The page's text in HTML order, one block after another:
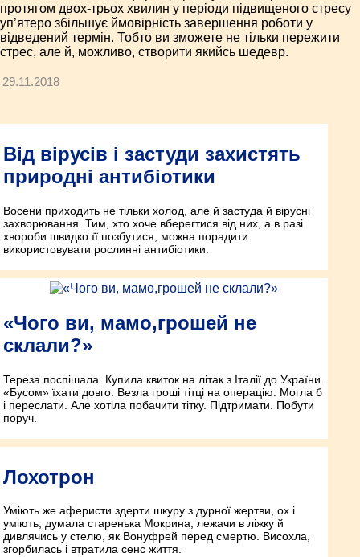
протягом двох-трьох хвилин у періоди підвищеного стресу
уп’ятеро збільшує ймовірність завершення роботи у
відведений термін. Тобто ви зможете не тільки пережити
стрес, але й, можливо, створити якийсь шедевр.
29.11.2018
Від вірусів і застуди захистять
природні антибіотики
Восени приходить не тільки холод, але й застуда й вірусні
захворювання. Тим, хто хоче вберегтися від них, а в разі
хвороби швидко її позбутися, можна порадити
використовувати рослинні антибіотики.
«Чого ви, мамо,грошей не
склали?»
Тереза поспішала. Купила квиток на літак з Італії до України.
«Бусом» їхати довго. Везла гроші тітці на операцію. Могла б
і переслати. Але хотіла побачити тітку. Підтримати. Побути
поруч.
Лохотрон
Уміють же аферисти здерти шкуру з дурної жертви, ох і
уміють, думала старенька Мокрина, лежачи в ліжку й
дивлячись у стелю, як Вонуфрей перед смертю. Висохла,
згорбилась і втратила сенс життя.